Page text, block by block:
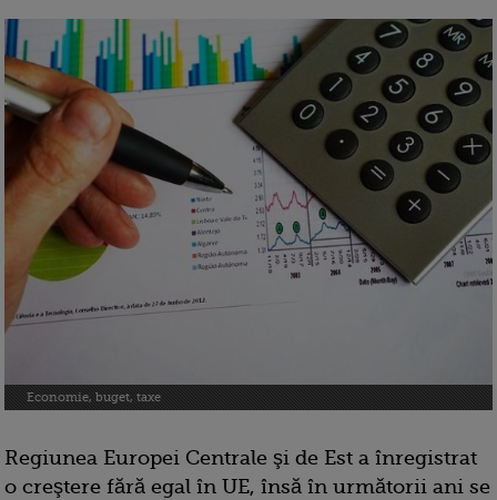
Economie, buget, taxe
Regiunea Europei Centrale şi de Est a înregistrat
o creştere fără egal în UE, însă în următorii ani se